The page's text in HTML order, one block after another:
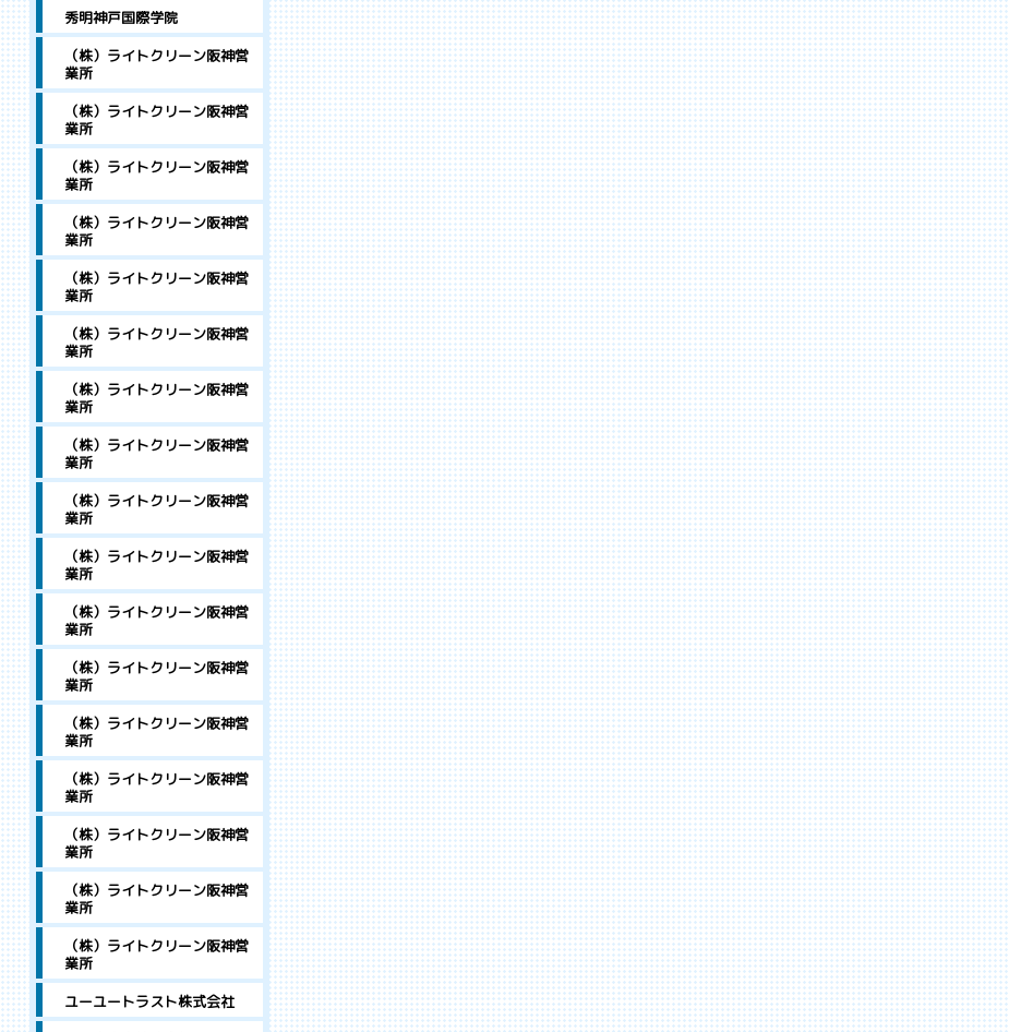
秀明神戸国際学院
（株）ライトクリーン阪神営
業所
（株）ライトクリーン阪神営
業所
（株）ライトクリーン阪神営
業所
（株）ライトクリーン阪神営
業所
（株）ライトクリーン阪神営
業所
（株）ライトクリーン阪神営
業所
（株）ライトクリーン阪神営
業所
（株）ライトクリーン阪神営
業所
（株）ライトクリーン阪神営
業所
（株）ライトクリーン阪神営
業所
（株）ライトクリーン阪神営
業所
（株）ライトクリーン阪神営
業所
（株）ライトクリーン阪神営
業所
（株）ライトクリーン阪神営
業所
（株）ライトクリーン阪神営
業所
（株）ライトクリーン阪神営
業所
（株）ライトクリーン阪神営
業所
ユーユートラスト株式会社